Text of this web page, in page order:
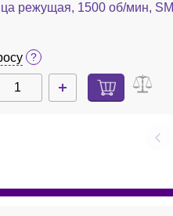
режущая, 1500 об/мин, SM